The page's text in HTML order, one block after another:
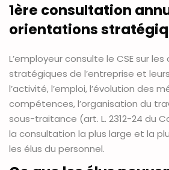
1ère consultation
orientations
L’employeur consulte le CSE sur
stratégiques de l’entreprise et
l’activité, l’emploi, l’évolution des
compétences, l’organisation du
sous-traitance (art. L. 2312-24 du
la consultation la plus large et la
les élus du personnel.